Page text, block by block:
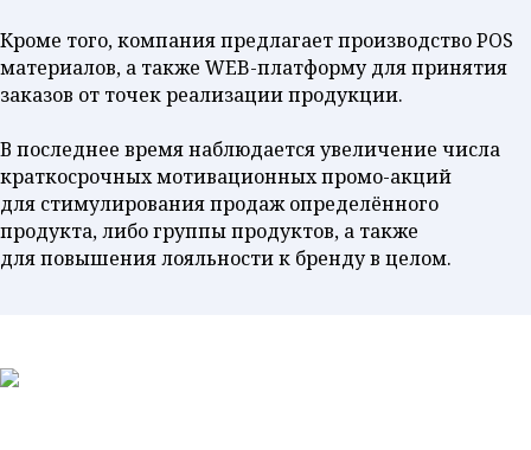
Кроме того, компания предлагает производство POS
материалов, а также WEB-платформу для принятия
заказов от точек реализации продукции.
В последнее время наблюдается увеличение числа
краткосрочных мотивационных промо-акций
для стимулирования продаж определённого
продукта, либо группы продуктов, а также
для повышения лояльности к бренду в целом.